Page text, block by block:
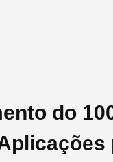
do